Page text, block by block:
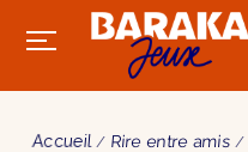
Accueil Rire entre amis